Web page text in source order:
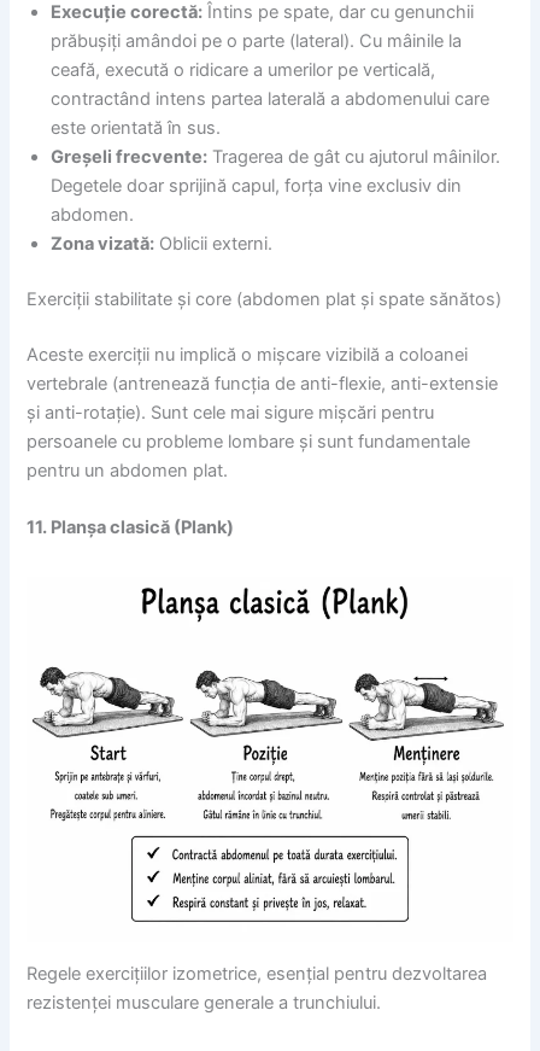
Execuție corectă: Întins pe spate, dar cu genunchii
prăbușiți amândoi pe o parte (lateral). Cu mâinile la
ceafă, execută o ridicare a umerilor pe verticală,
contractând intens partea laterală a abdomenului care
este orientată în sus.
Greșeli frecvente: Tragerea de gât cu ajutorul mâinilor.
Degetele doar sprijină capul, forța vine exclusiv din
abdomen.
Zona vizată: Oblicii externi.
Exerciții stabilitate și core (abdomen plat și spate sănătos)
Aceste exerciții nu implică o mișcare vizibilă a coloanei
vertebrale (antrenează funcția de anti-flexie, anti-extensie
și anti-rotație). Sunt cele mai sigure mișcări pentru
persoanele cu probleme lombare și sunt fundamentale
pentru un abdomen plat.
11. Planșa clasică (Plank)
Regele exercițiilor izometrice, esențial pentru dezvoltarea
rezistenței musculare generale a trunchiului.